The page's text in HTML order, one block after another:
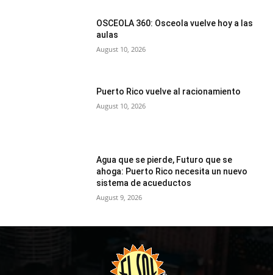
OSCEOLA 360: Osceola vuelve hoy a las
aulas
August 10, 2026
Puerto Rico vuelve al racionamiento
August 10, 2026
Agua que se pierde, Futuro que se
ahoga: Puerto Rico necesita un nuevo
sistema de acueductos
August 9, 2026